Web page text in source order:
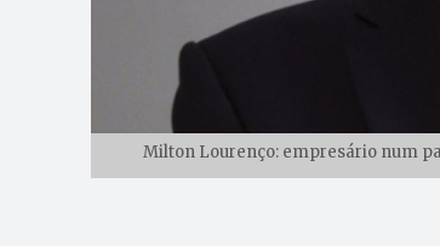
Milton Lourenço: empresário num